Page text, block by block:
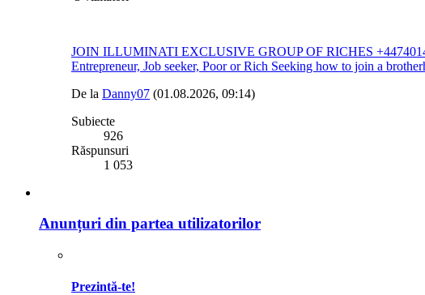
JOIN ILLUMINATI EXCLUSIVE GROUP OF RICHES
Entrepreneur, Job seeker, Poor or Rich Seeking how to join a
De la Danny07 (01.08.2026, 09:14)
Subiecte
926
Răspunsuri
1 053
Anunțuri din partea utilizatorilor
Prezintă-te!